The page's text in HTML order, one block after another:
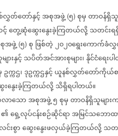
လွှတ်တော်နှင့်အစုအဖွဲ့ (၅) စုမှတာဝန်ရှိသူ
တွေ့ဆုံဆွေးနွေးခဲ့ကြတယ်လို့သတင်းရ
အဖွဲ့ (၅) စု ဖြစ်တဲ့၂၀၂၀ရွေးကောက်ခံ
ားနှင့်သပိတ်အင်အားစုများ၊နိုင်ငံရေးပ
ဥက္ကဌ၊ဒုဥက္ကဌနှင့်ယူနစ်လွှတ်တော်ကိုယ်စာ
းနွေးခဲ့ကြတယ်လို့သိရှိရပါတယ်။
ာသောအစုအဖွဲ့၅စုမှတာဝနိရှိသူမျာ
၏ရှေ့လုပ်ငန်းစဉ်ဆိုင်ရာအမြင်သဘောထာ
င်းစွာဆွေးနွေးဖလှယ်ခဲ့ကြတယ်လို့သတ